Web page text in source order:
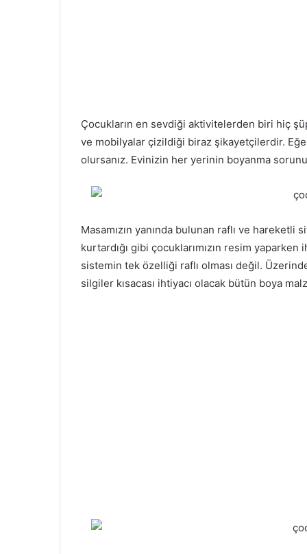
Çocukların en sevdiği aktivitelerden biri hiç
ve mobilyalar çizildiği biraz şikayetçilerdir.
olursanız. Evinizin her yerinin boyanma
Masamızın yanında bulunan raflı ve hareketli
kurtardığı gibi çocuklarımızın resim
sistemin tek özelliği raflı olması değil.
silgiler kısacası ihtiyacı olacak bütün boya